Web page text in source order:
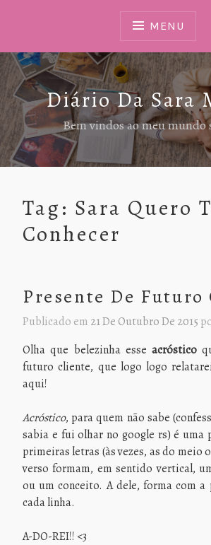
MENU
Diário Da Sara
Bem vindos ao meu mundo
Tag: Sara Quero
Conhecer
Presente De Futuro
Publicado em 21 De Outubro De 2015
Olha que belezinha esse acróstico
futuro cliente, que logo logo
aqui!
Acróstico, para quem não sabe
sabia e fui olhar no google rs) é uma
primeiras letras (às vezes, as do meio
verso formam, em sentido vertical,
ou um conceito. A dele, forma com
cada linha.
A-DO-REI!! <3